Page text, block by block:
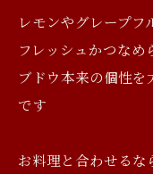
レモンやグレープフ
フレッシュかつな
ブドウ本来の個性
です
お料理と合わせるな